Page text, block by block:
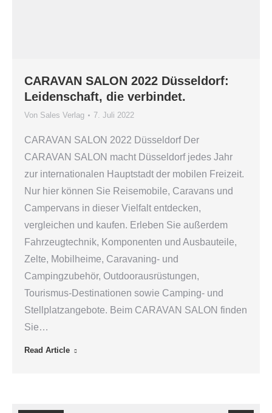
CARAVAN SALON 2022 Düsseldorf:
Leidenschaft, die verbindet.
Von Sales Verlag 7. Juli 2022
CARAVAN SALON 2022 Düsseldorf Der
CARAVAN SALON macht Düsseldorf jedes Jahr
zur internationalen Hauptstadt der mobilen Freizeit.
Nur hier können Sie Reisemobile, Caravans und
Campervans in dieser Vielfalt entdecken,
vergleichen und kaufen. Erleben Sie außerdem
Fahrzeugtechnik, Komponenten und Ausbauteile,
Zelte, Mobilheime, Caravaning- und
Campingzubehör, Outdoorausrüstungen,
Tourismus-Destinationen sowie Camping- und
Stellplatzangebote. Beim CARAVAN SALON finden
Sie…
Read Article